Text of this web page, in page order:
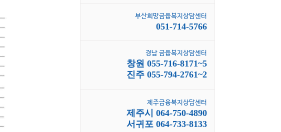
부산희망금융복지상담센터
051-714-5766
경남 금융복지상담센터
창원 055-716-8171~5
진주 055-794-2761~2
제주금융복지상담센터
제주시 064-750-4890
서귀포 064-733-8133